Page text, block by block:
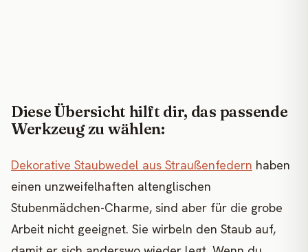
Diese Übersicht hilft dir, das passende
Werkzeug zu wählen:
Dekorative Staubwedel aus Straußenfedern haben
einen unzweifelhaften altenglischen
Stubenmädchen-Charme, sind aber für die grobe
Arbeit nicht geeignet. Sie wirbeln den Staub auf,